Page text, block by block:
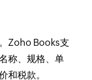
Zoho Books支
称、规格、单
和税款。